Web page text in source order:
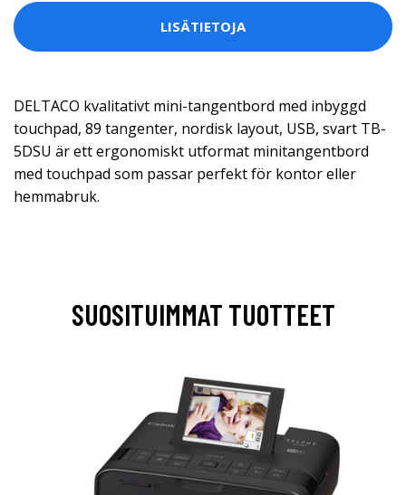
LISÄTIETOJA
DELTACO kvalitativt mini-tangentbord med inbyggd
touchpad, 89 tangenter, nordisk layout, USB, svart TB-
5DSU är ett ergonomiskt utformat minitangentbord
med touchpad som passar perfekt för kontor eller
hemmabruk.
SUOSITUIMMAT TUOTTEET